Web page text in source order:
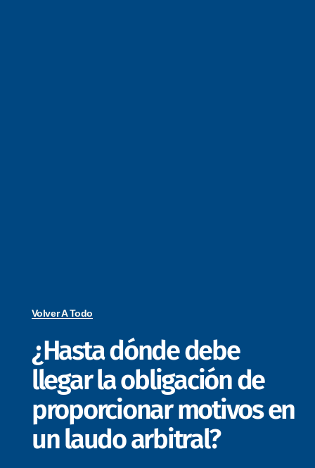
Volver A Todo
¿Hasta dónde debe
llegar la obligación de
proporcionar motivos en
un laudo arbitral?